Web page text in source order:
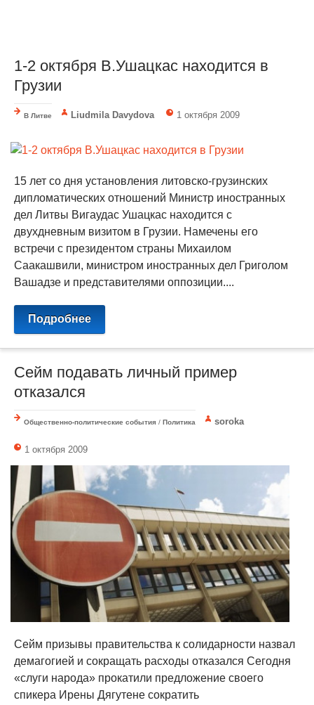
1-2 октября В.Ушацкас находится в
Грузии
В Литве Liudmila Davydova 1 октября 2009
15 лет со дня установления литовско-грузинских
дипломатических отношений Министр иностранных
дел Литвы Вигаудас Ушацкас находится с
двухдневным визитом в Грузии. Намечены его
встречи с президентом страны Михаилом
Саакашвили, министром иностранных дел Григолом
Вашадзе и представителями оппозиции....
Подробнее
Сейм подавать личный пример
отказался
Общественно-политические события / Политика soroka
1 октября 2009
Сейм призывы правительства к солидарности назвал
демагогией и сокращать расходы отказался Сегодня
«слуги народа» прокатили предложение своего
спикера Ирены Дягутене сократить